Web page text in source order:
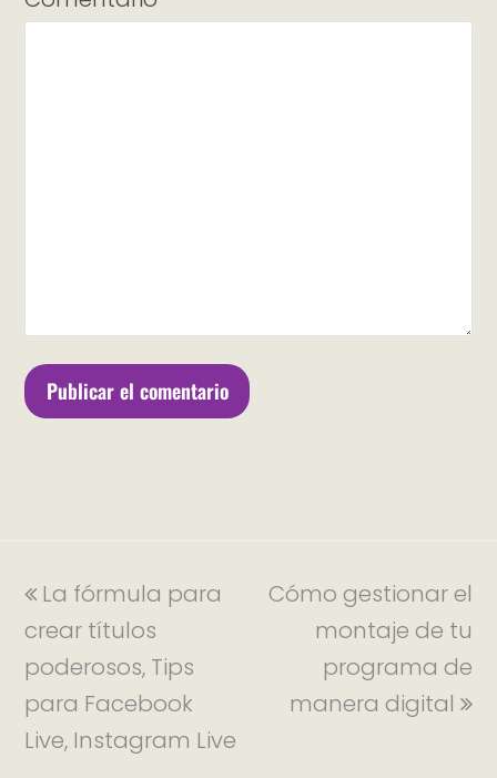
La fórmula para
crear títulos
poderosos, Tips
para Facebook
Live, Instagram Live
Cómo gestionar el
montaje de tu
programa de
manera digital